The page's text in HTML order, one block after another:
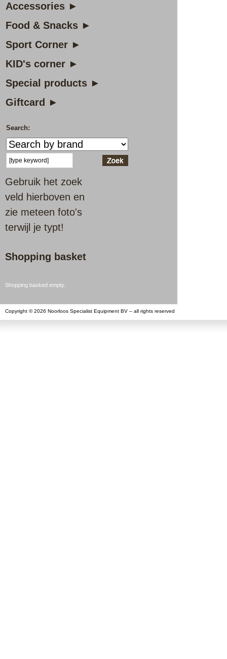
Accessories ►
Food & Snacks ►
Sport Corner ►
KID's corner ►
Special products ►
Giftcard ►
Search:
Gebruik het zoek
veld hierboven en
zie meteen foto's
terwijl je typt!
Shopping basket
Shopping basked empty.
Copyright © 2026 Noorloos Specialist Equipment BV – all rights reserved